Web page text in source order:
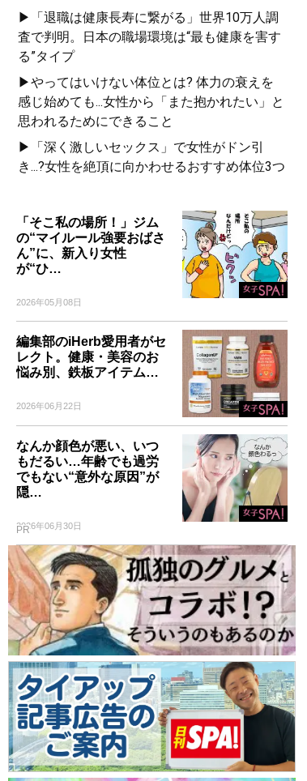
▶「退職は健康長寿に繋がる」世界10万人調
査で判明。日本の職場環境は“最も健康を害す
る”タイプ
▶やってはいけない体位とは? 体力の衰えを
感じ始めても...女性から「また抱かれたい」と
思われるためにできること
▶「深く激しいセックス」で女性がドン引
き...?女性を絶頂に向かわせるおすすめ体位3つ
「そこ私の場所！」ジム
の“マイルール強要おばさ
ん”に、新入り女性
が“ひ…
2026年05月08日
編集部のiHerb愛用者がセ
レクト。健康・美容のお
悩み別、鉄板アイテム…
2026年06月22日
なんか顔色が悪い、いつ
もだるい…年齢でも過労
でもない“意外な原因”が
隠…
2026年06月30日
PR